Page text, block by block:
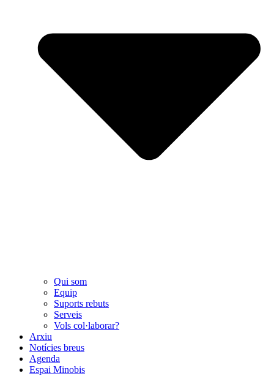
Qui som
Equip
Suports rebuts
Serveis
Vols col·laborar?
Arxiu
Notícies breus
Agenda
Espai Minobis